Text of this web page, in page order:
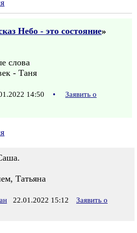
Небо - это состояние»
слова
- Таня
14:50 •
Заявить о
Татьяна
22.01.2022 15:12
Заявить о